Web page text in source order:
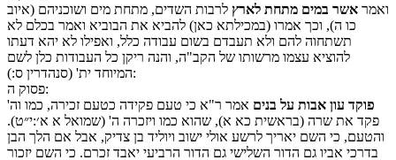
ואמר אשר במים מתחת לארץ לרבות השדים, מתחת מים ושוכניהם (איוב
כו ה), וכך אמרו (במכילתא כאן) להביא את הבוביא ואמר בכלם לא
תשתחוה להם ולא תעבדם בשום עבודה כלל, ואפילו לא יהא דעתו
להוציא עצמו מרשותו של הקב"ה, והנה ריקן כל העבודות כלן לשם
המיוחד ית' (סנהדרין ס:):
פסוק ה
:
פוקד עון אבות על בנים אמר ר"א כי טעם פקידה כטעם זכירה, כמו וה'
פקד את שרה (בראשית כא א), שהוא כמו ויזכרה ה' (שמואל א א׳:י״ט).
והטעם, כי השם יאריך לרשע אולי ישוב ויוליד בן צדיק, אבל אם הלך הבן
בדרכי אביו גם הדור השלישי גם הדור הרביעי יאבד זכרם. כי השם יזכור